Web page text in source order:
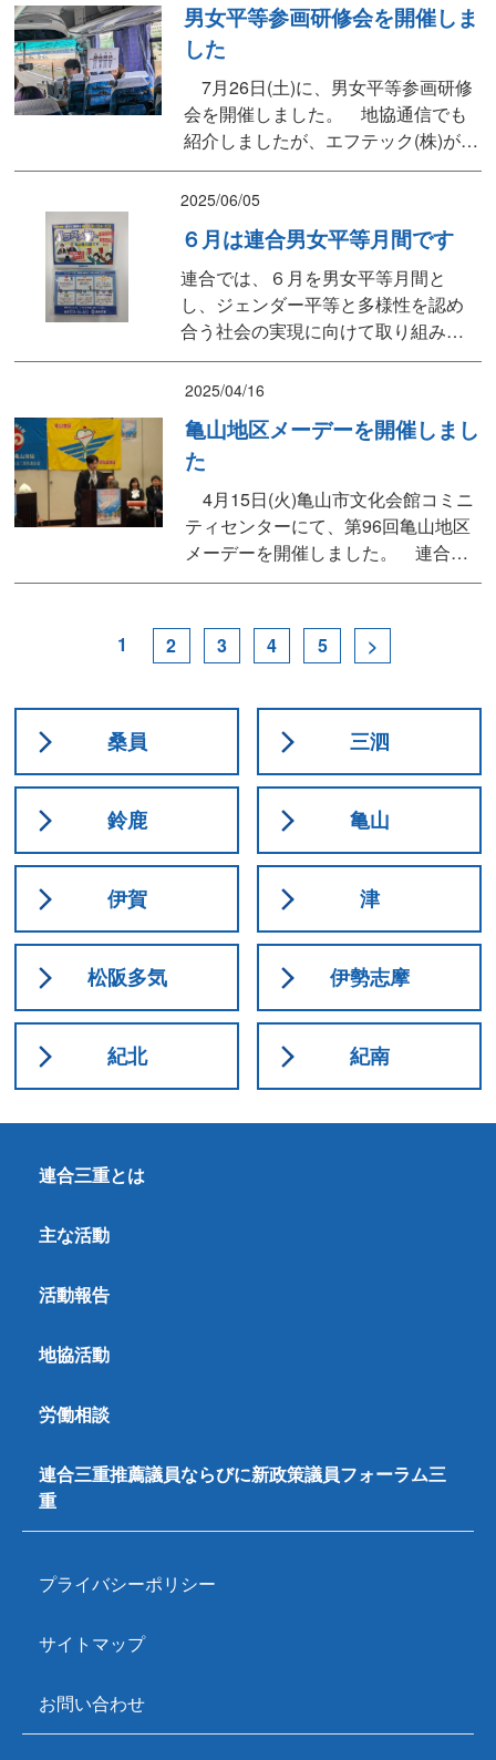
引きなどのお店も出店、パトカーや
消防車などの展示もあり、たくさん
の方にご来場いただきました。 ス
テージでは、市内のキッズチーム...
男女平等参画研修会を開催しま
した
7月26日(土)に、男女平等参画研修
会を開催しました。 地協通信でも
紹介しましたが、エフテック(株)が女
性プロジェクトチームを中心に制服
の改善を行い、NHK三重版で紹介さ
いて簡単にお話を伺い、制服つなが
りで学校制服をテーマにジェンダー
フリーとジェンダーレスについて学
びました。 バス研修...
2025/06/05
６月は連合男女平等月間です
連合では、６月を男女平等月間と
し、ジェンダー平等と多様性を認め
合う社会の実現に向けて取り組みを
しております。亀山地協は、６月５
日早朝より、JR亀山駅前にてビラ入
ました、。
2025/04/16
亀山地区メーデーを開催しまし
た
4月15日(火)亀山市文化会館コミニ
ティセンターにて、第96回亀山地区
メーデーを開催しました。 連合三
重番条会長、櫻井亀山市長をはじめ
した。式典ではメーデースローガン
(案)と、メーデー宣言(案)を提案し、
た、今回も三事業団体の皆様には景
品をご提供いただきま...
1 2 3 4 5 >
桑員 三泗
鈴鹿 亀山
伊賀 津
松阪多気 伊勢志摩
紀北 紀南
連合三重とは
主な活動
活動報告
地協活動
労働相談
連合三重推薦議員ならびに新政策議員フォーラム三
重
プライバシーポリシー
サイトマップ
お問い合わせ